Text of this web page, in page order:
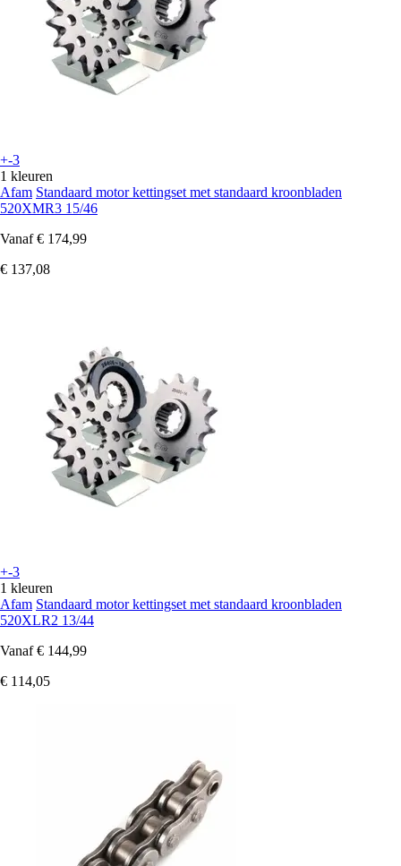
+-3
1 kleuren
Afam Standaard motor kettingset met standaard kroonbladen
520XMR3 15/46
Vanaf € 174,99
€ 137,08
+-3
1 kleuren
Afam Standaard motor kettingset met standaard kroonbladen
520XLR2 13/44
Vanaf € 144,99
€ 114,05